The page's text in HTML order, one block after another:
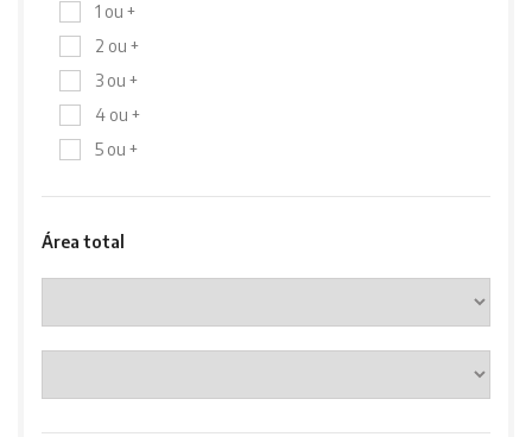
1 ou +
2 ou +
3 ou +
4 ou +
5 ou +
Área total